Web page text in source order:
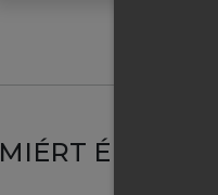
MIÉRT